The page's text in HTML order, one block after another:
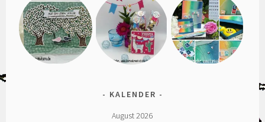
KALENDER
August 2026